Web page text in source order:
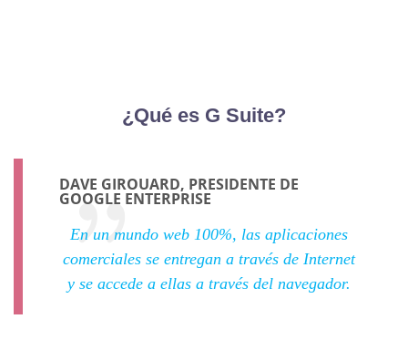
¿Qué es G Suite?
DAVE GIROUARD, PRESIDENTE DE
GOOGLE ENTERPRISE
En un mundo web 100%, las aplicaciones
comerciales se entregan a través de Internet
y se accede a ellas a través del navegador.